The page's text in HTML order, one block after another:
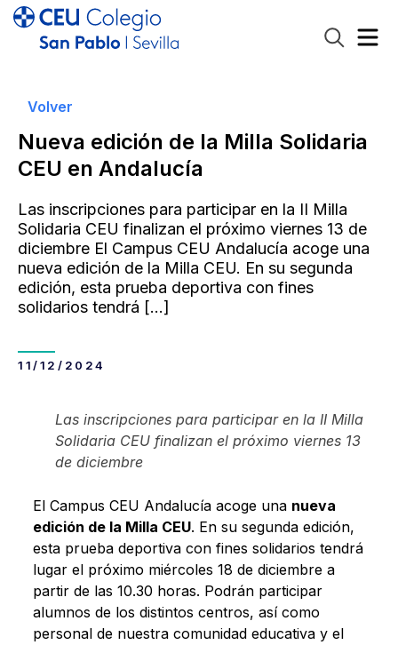
Volver
Nueva edición de la Milla Solidaria
CEU en Andalucía
Las inscripciones para participar en la II Milla
Solidaria CEU finalizan el próximo viernes 13 de
diciembre El Campus CEU Andalucía acoge una
nueva edición de la Milla CEU. En su segunda
edición, esta prueba deportiva con fines
solidarios tendrá […]
11/12/2024
Las inscripciones para participar en la II Milla
Solidaria CEU finalizan el próximo viernes 13
de diciembre
El Campus CEU Andalucía acoge una nueva
edición de la Milla CEU. En su segunda edición,
esta prueba deportiva con fines solidarios tendrá
lugar el próximo miércoles 18 de diciembre a
partir de las 10.30 horas. Podrán participar
alumnos de los distintos centros, así como
personal de nuestra comunidad educativa y el